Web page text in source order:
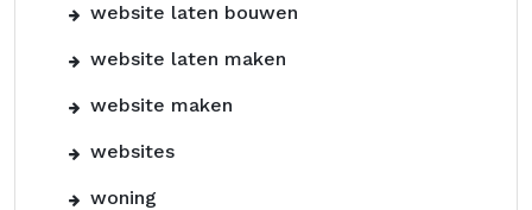
website laten bouwen
website laten maken
website maken
websites
woning